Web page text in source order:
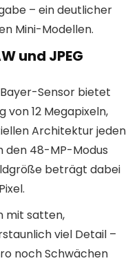
– ein deutlicher
Mini-Modellen.
und JPEG
Sensor bietet
12 Megapixeln,
Architektur jeden
den 48-MP-Modus
beträgt dabei
mit satten,
viel Detail –
noch Schwächen